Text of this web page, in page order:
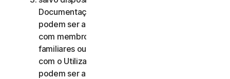
Documentação, os Serviços de Consumidor não
podem ser acedidos, utilizados ou partilhados
com membros da família, membros não
familiares ou outros indivíduos que não residam
com o Utilizador, e os Serviços Comerciais não
podem ser acedidos, utilizados ou partilhados